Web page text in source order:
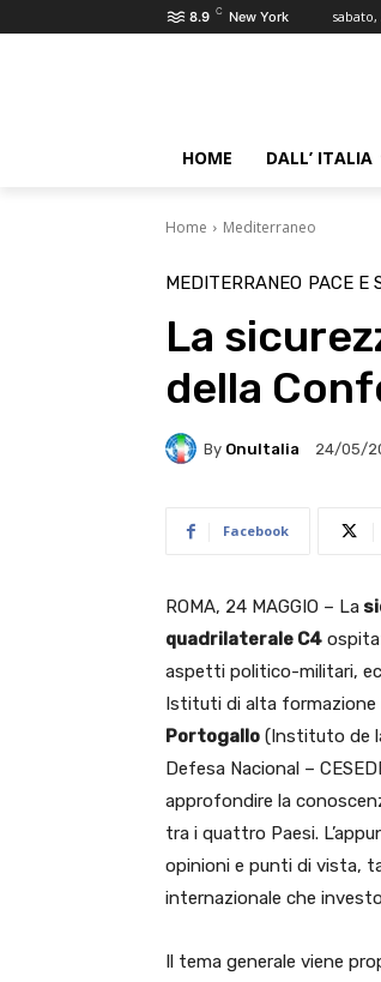
8.9 C New York sabato,
HOME DALL’ ITALIA
Home Mediterraneo
MEDITERRANEO PACE E
La
della
By OnuItalia 24/05/
Facebook
ROMA, 24 MAGGIO – La
quadrilaterale C4
aspetti politico-militari,
Istituti di alta
Portogallo (Instituto de
Defesa Nacional –
approfondire la
tra i quattro Paesi.
opinioni e punti di vista,
internazionale che
Il tema generale viene